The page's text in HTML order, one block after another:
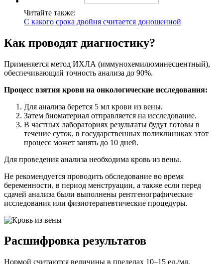
Читайте также:
С какого срока двойня считается доношенной
Как проводят диагностику?
Применяется метод ИХЛА (иммунохемилюминесцентный),
обеспечивающий точность анализа до 90%.
Процесс взятия крови на онкологические исследования:
Для анализа берется 5 мл крови из вены.
Затем биоматериал отправляется на исследование.
В частных лабораториях результаты будут готовы в
течение суток, в государственных поликлиниках этот
процесс может занять до 10 дней.
Для проведения анализа необходима кровь из вены.
Не рекомендуется проводить обследование во время
беременности, в период менструации, а также если перед
сдачей анализа были выполнены рентгенографические
исследования или физиотерапевтические процедуры.
Расшифровка результатов
Нормой считаются величины в пределах 10–15 ед./мл,